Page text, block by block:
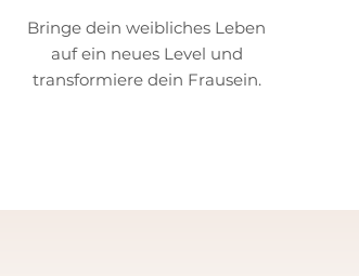
Bringe dein weibliches Leben
auf ein neues Level und
transformiere dein Frausein.